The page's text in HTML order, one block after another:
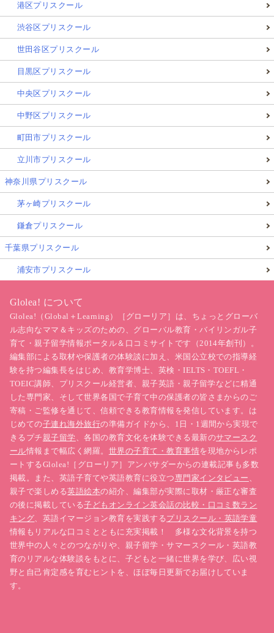
港区プリスクール
渋谷区プリスクール
世田谷区プリスクール
目黒区プリスクール
中央区プリスクール
中野区プリスクール
町田市プリスクール
立川市プリスクール
神奈川県プリスクール
茅ヶ崎プリスクール
鎌倉プリスクール
千葉県プリスクール
浦安市プリスクール
Glolea! について
Glolea!（Global＋Learning）［グローリア］は、ちょっとグローバ
ル志向なママ＆キッズのための、グローバル教育・バイリンガル子
育て・親子留学情報ポータル＆口コミサイトです（2014年創刊）。
編集部による取材や保護者の体験談に加え、米国公立校での指導経
験を持つ編集長をはじめ、教育学博士、英検・IELTS・TOEFL・
TOEIC講師、プリスクール経営者、親子英語・親子留学などに精通
した専門家、そして世界各国で子育て中の保護者の皆さまからのご
寄稿・ご監修を通じて、信頼できる教育情報を発信しています。は
じめての子連れ海外旅行の準備ガイドから、1日・1週間から実現で
きるプチ親子留学、各国の教育文化を体験できる最新のサマースク
ール情報まで幅広く網羅。 世界の子育て・教育事情を現地からレポ
ートするGlolea!［グローリア］アンバサダーからの連載記事も多数
掲載。また、英語子育てや英語教育に役立つ専門家インタビュー 、
親子で楽しめる英語絵本の紹介、編集部が実際に取材・厳正な審査
の後に掲載している子どもオンライン英会話の比較・口コミ数ラン
キング、英語イマージョン教育を実践するプリスクール・英語学童
情報もリアルな口コミとともに充実掲載！ 多様な文化背景を持つ
世界中の人々とのつながりや、親子留学・サマースクール・英語教
育のリアルな体験談をもとに、子どもと一緒に世界を学び、広い視
野と自己肯定感を育むヒントを、ほぼ毎日更新でお届けしていま
す。